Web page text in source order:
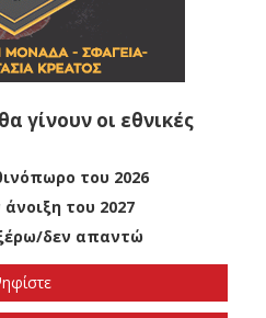
γίνουν οι εθνικές
του 2026
του 2027